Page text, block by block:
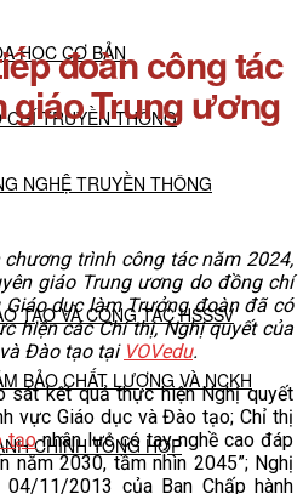
HỌC CƠ BẢN
CHÍ TRUYỀN THÔNG
NGHỆ TRUYỀN THÔNG
TẠO VÀ CÔNG TÁC HSSSV
BẢO CHẤT LƯỢNG VÀ NCKH
CHÍNH TỔNG HỢP
đoàn công tác
giáo Trung ương
trình công tác năm 2024,
giáo Trung ương do đồng chí
dục làm Trưởng đoàn đã có
hiện các Chỉ thị, Nghị quyết của
Đào tạo tại VOVedu.
sát kết quả thực hiện Nghị quyết
vực Giáo dục và Đào tạo; Chỉ thị
tạonhân lực có tay nghề cao đáp
năm 2030, tầm nhìn 2045”; Nghị
11/2013 của Ban Chấp hành